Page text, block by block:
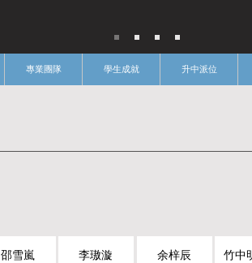
專業團隊 學生成就 升中派位
邵雪嵐
李璈漩
余梓辰
竹中